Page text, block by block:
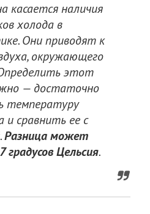
касается наличия
холода в
Они приводят к
окружающего
этот
— достаточно
температуру
и сравнить ее с
Разница может
Цельсия.